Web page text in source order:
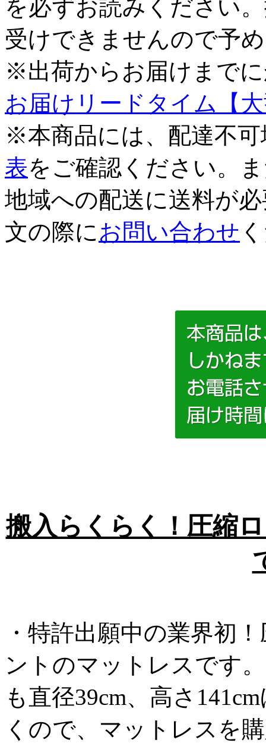
を必ずお読みください
受けできませんので予
※出荷からお届けまで
お届けリードタイム【
※本商品には、配達不
表をご確認ください。
地域への配送に送料が
文の際に お問い合わせ
搬入らくらく！圧縮
・特許出願中の業界初
ントのマットレスです
も直径39cm、高さ
くので、マットレスを